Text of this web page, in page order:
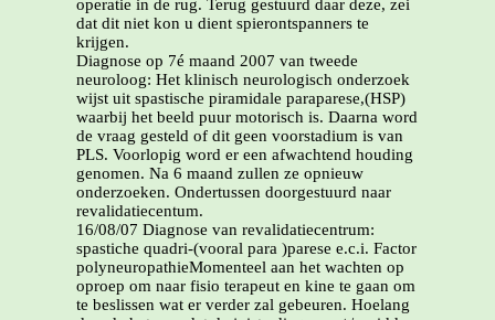
operatie in de rug. Terug gestuurd daar deze, zei
dat dit niet kon u dient spierontspanners te
krijgen.
Diagnose op 7é maand 2007 van tweede
neuroloog: Het klinisch neurologisch onderzoek
wijst uit spastische piramidale paraparese,(HSP)
waarbij het beeld puur motorisch is. Daarna word
de vraag gesteld of dit geen voorstadium is van
PLS. Voorlopig word er een afwachtend houding
genomen. Na 6 maand zullen ze opnieuw
onderzoeken. Ondertussen doorgestuurd naar
revalidatiecentum.
16/08/07 Diagnose van revalidatiecentrum:
spastiche quadri-(vooral para )parese e.c.i. Factor
polyneuropathieMomenteel aan het wachten op
oproep om naar fisio terapeut en kine te gaan om
te beslissen wat er verder zal gebeuren. Hoelang